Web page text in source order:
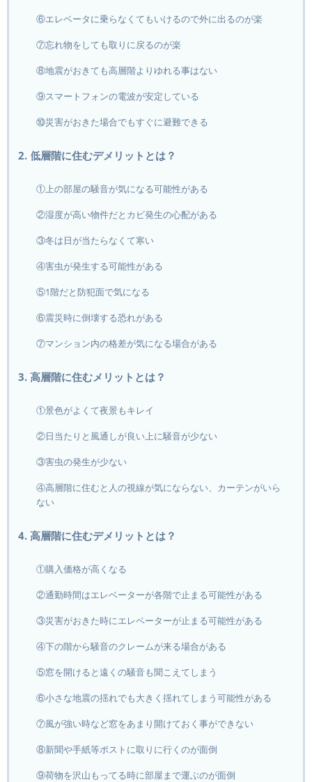
⑥エレベータに乗らなくてもいけるので外に出るのが楽
⑦忘れ物をしても取りに戻るのが楽
⑧地震がおきても高層階よりゆれる事はない
⑨スマートフォンの電波が安定している
⑩災害がおきた場合でもすぐに避難できる
2. 低層階に住むデメリットとは？
①上の部屋の騒音が気になる可能性がある
②湿度が高い物件だとカビ発生の心配がある
③冬は日が当たらなくて寒い
④害虫が発生する可能性がある
⑤1階だと防犯面で気になる
⑥震災時に倒壊する恐れがある
⑦マンション内の格差が気になる場合がある
3. 高層階に住むメリットとは？
①景色がよくて夜景もキレイ
②日当たりと風通しが良い上に騒音が少ない
③害虫の発生が少ない
④高層階に住むと人の視線が気にならない、カーテンがいら
ない
4. 高層階に住むデメリットとは？
①購入価格が高くなる
②通勤時間はエレベーターが各階で止まる可能性がある
③災害がおきた時にエレベーターが止まる可能性がある
④下の階から騒音のクレームが来る場合がある
⑤窓を開けると遠くの騒音も聞こえてしまう
⑥小さな地震の揺れでも大きく揺れてしまう可能性がある
⑦風が強い時など窓をあまり開けておく事ができない
⑧新聞や手紙等ポストに取りに行くのが面倒
⑨荷物を沢山もってる時に部屋まで運ぶのが面倒